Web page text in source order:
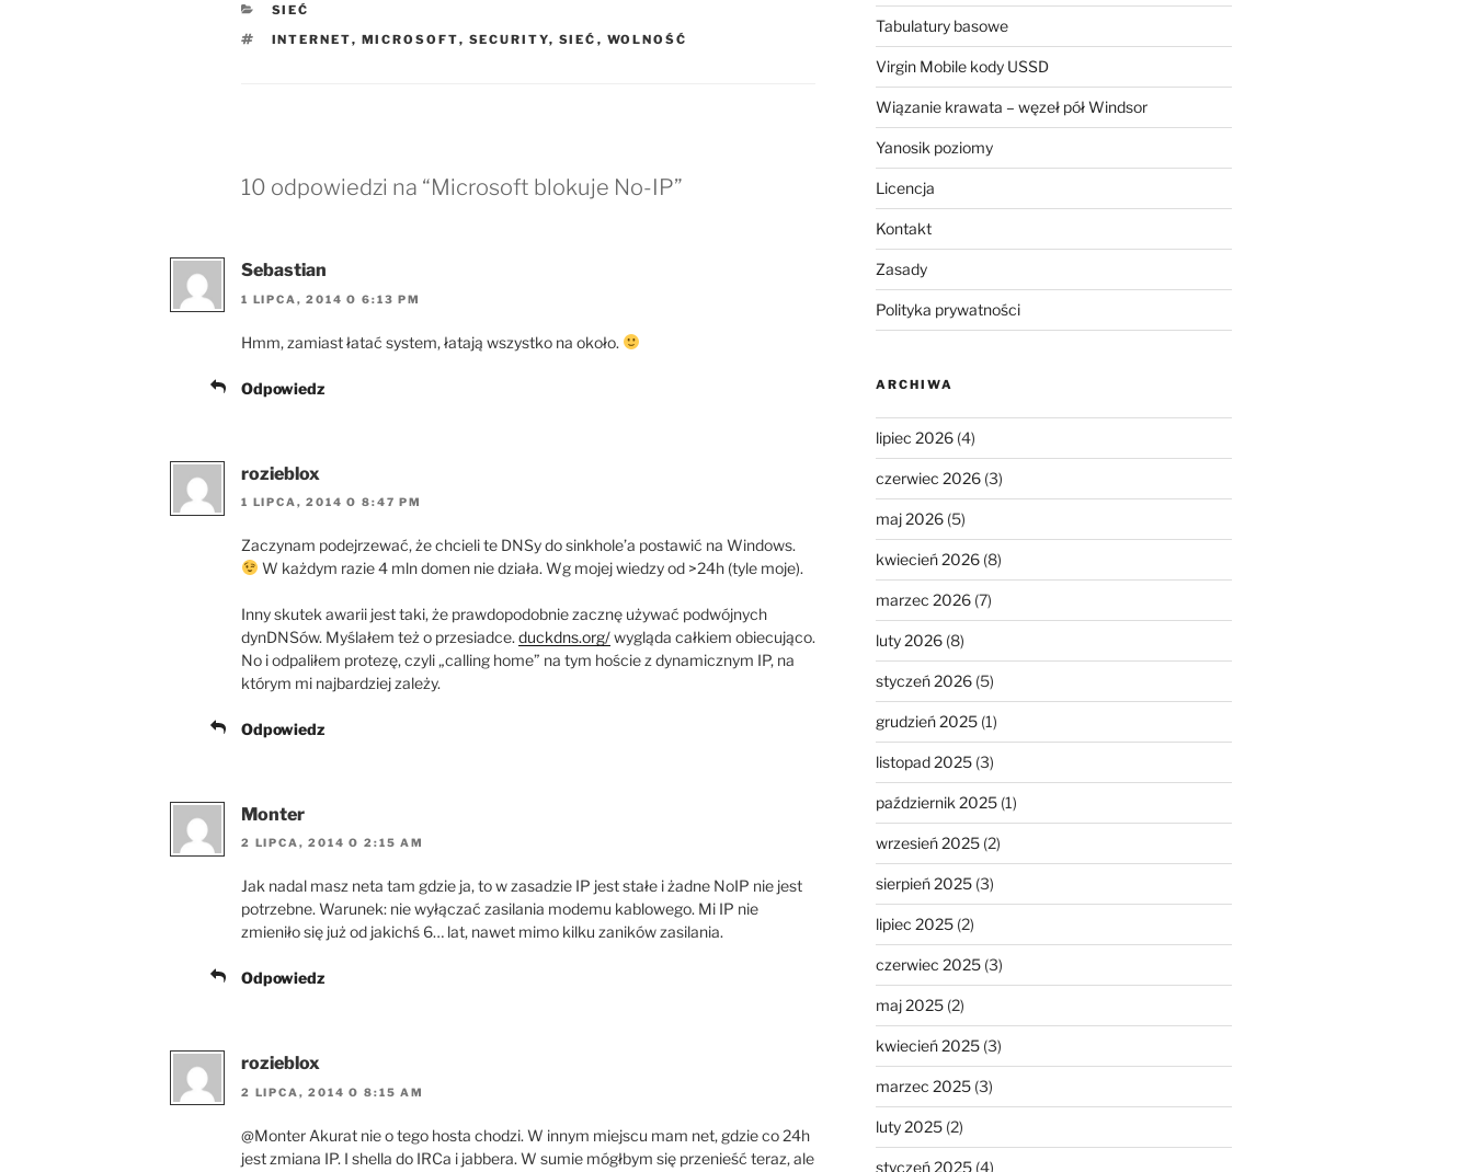
KATEGORIE
SIEĆ
TAGI
INTERNET, MICROSOFT, SECURITY, SIEĆ , WOLNOŚĆ
10 odpowiedzi na “Microsoft blokuje No-IP”
Sebastian
1 LIPCA, 2014 O 6:13 PM
Hmm, zamiast łatać system, łatają wszystko na około.
Odpowiedz
rozieblox
1 LIPCA, 2014 O 8:47 PM
Zaczynam podejrzewać, że chcieli te DNSy do sinkhole’a postawić na Windows.
W każdym razie 4 mln domen nie działa. Wg mojej wiedzy od >24h (tyle moje).
Inny skutek awarii jest taki, że prawdopodobnie zacznę używać podwójnych
dynDNSów. Myślałem też o przesiadce. duckdns.org/wygląda całkiem obiecująco.
No i odpaliłem protezę, czyli „calling home” na tym hoście z dynamicznym IP, na
którym mi najbardziej zależy.
Odpowiedz
Monter
2 LIPCA, 2014 O 2:15 AM
Jak nadal masz neta tam gdzie ja, to w zasadzie IP jest stałe i żadne NoIP nie jest
potrzebne. Warunek: nie wyłączać zasilania modemu kablowego. Mi IP nie
zmieniło się już od jakichś 6… lat, nawet mimo kilku zaników zasilania.
Odpowiedz
rozieblox
2 LIPCA, 2014 O 8:15 AM
@Monter Akurat nie o tego hosta chodzi. W innym miejscu mam net, gdzie co 24h
jest zmiana IP. I shella do IRCa i jabbera. W sumie mógłbym się przenieść teraz, ale
Tabulatury basowe
Virgin Mobile kody USSD
Wiązanie krawata – węzeł pół Windsor
Yanosik poziomy
Licencja
Kontakt
Zasady
Polityka prywatności
ARCHIWA
lipiec 2026(4)
czerwiec 2026(3)
maj 2026(5)
kwiecień 2026(8)
marzec 2026(7)
luty 2026(8)
styczeń 2026(5)
grudzień 2025(1)
listopad 2025(3)
październik 2025(1)
wrzesień 2025(2)
sierpień 2025(3)
lipiec 2025(2)
czerwiec 2025(3)
maj 2025(2)
kwiecień 2025(3)
marzec 2025(3)
luty 2025(2)
styczeń 2025(4)